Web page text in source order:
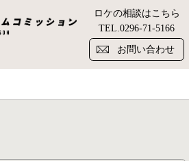
い
ロケの相談はこちら
TEL.0296-71-5166
お問い合わせ